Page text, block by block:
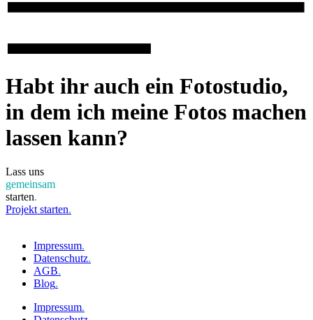
Habt ihr auch ein Fotostudio,
in dem ich meine Fotos machen
lassen kann?
Lass uns
gemeinsam
starten.
Projekt starten.
Impressum.
Datenschutz.
AGB.
Blog.
Impressum.